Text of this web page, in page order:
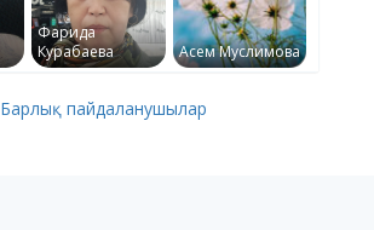
Фарида
Курабаева
Асем Муслимова
Барлық пайдаланушылар